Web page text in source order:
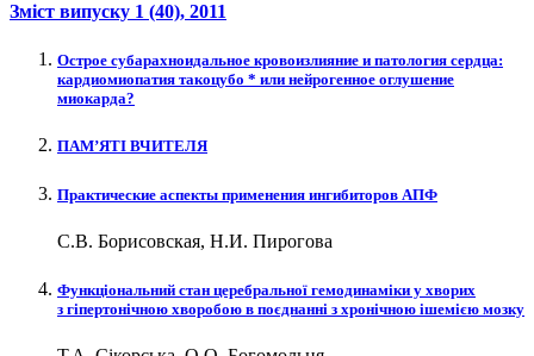
Зміст випуску 1 (40), 2011
Острое субарахноидальное кровоизлияние и патология сердца:
кардиомиопатия такоцубо * или нейрогенное оглушение
миокарда?
ПАМ’ЯТІ ВЧИТЕЛЯ
Практические аспекты применения ингибиторов АПФ
С.В. Борисовская, Н.И. Пирогова
Функціональний стан церебральної гемодинаміки у хворих
з гіпертонічною хворобою в поєднанні з хронічною ішемією мозку